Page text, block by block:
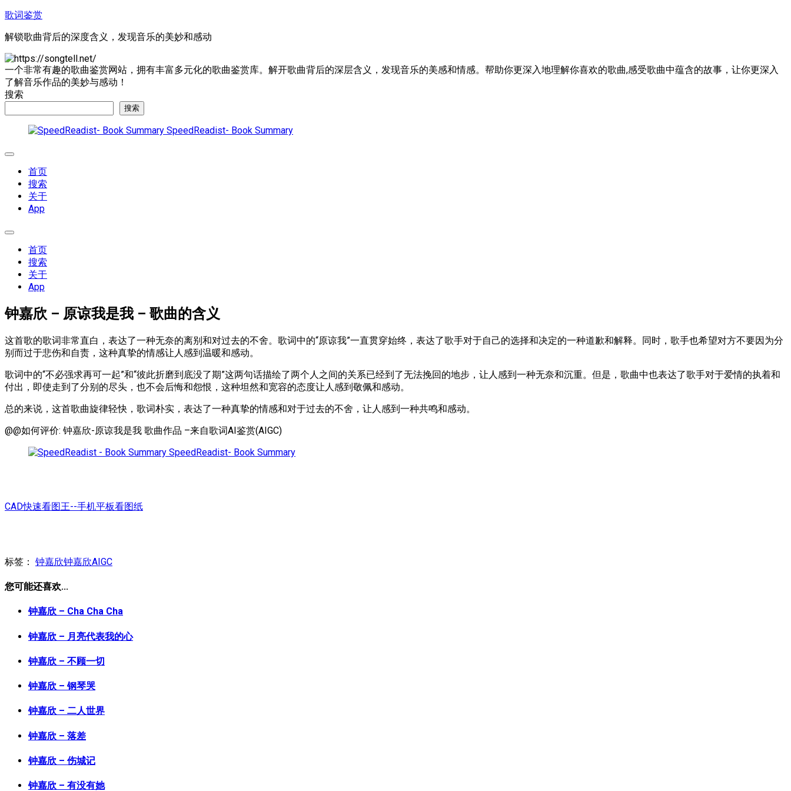
跳
内
容
歌词鉴赏
解锁歌曲背后的深度含义，发现音乐的美妙和感动
一个非常有趣的歌曲鉴赏网站，拥有丰富多元化的歌曲鉴赏库。解开歌曲背后的深层含义，发现音乐的美感和情感。帮助你更深入地理解你喜欢的歌曲,感受歌曲中蕴含的故事，让你更深入
了解音乐作品的美妙与感动！
搜索
搜索
SpeedReadist- Book Summary
展
首页
搜索
关于
App
展
首页
搜索
关于
App
钟嘉欣 – 原谅我是我 – 歌曲的含义
这首歌的歌词非常直白，表达了一种无奈的离别和对过去的不舍。歌词中的“原谅我”一直贯穿始终，表达了歌手对于自己的选择和决定的一种道歉和解释。同时，歌手也希望对方不要因为分
别而过于悲伤和自责，这种真挚的情感让人感到温暖和感动。
歌词中的“不必强求再可一起”和“彼此折磨到底没了期”这两句话描绘了两个人之间的关系已经到了无法挽回的地步，让人感到一种无奈和沉重。但是，歌曲中也表达了歌手对于爱情的执着和
付出，即使走到了分别的尽头，也不会后悔和怨恨，这种坦然和宽容的态度让人感到敬佩和感动。
总的来说，这首歌曲旋律轻快，歌词朴实，表达了一种真挚的情感和对于过去的不舍，让人感到一种共鸣和感动。
@@如何评价: 钟嘉欣-原谅我是我 歌曲作品 –来自歌词AI鉴赏(AIGC)
SpeedReadist- Book Summary
CAD快速看图王--手机平板看图纸
标签： 钟嘉欣钟嘉欣AIGC
您可能还喜欢...
钟嘉欣 – Cha Cha Cha
钟嘉欣 – 月亮代表我的心
钟嘉欣 – 不顾一切
钟嘉欣 – 钢琴哭
钟嘉欣 – 二人世界
钟嘉欣 – 落差
钟嘉欣 – 伤城记
钟嘉欣 – 有没有她